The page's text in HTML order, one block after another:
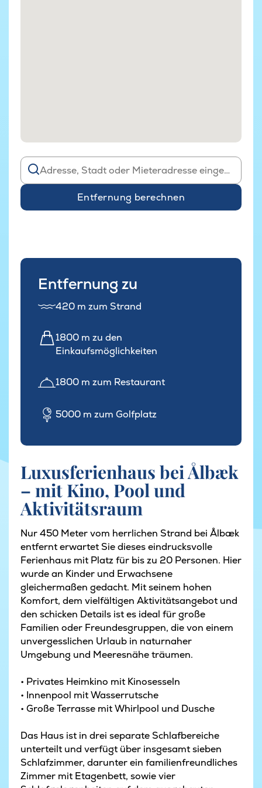
Entfernung berechnen
Entfernung zu
420 m zum Strand
1800 m zu den
Einkaufsmöglichkeiten
1800 m zum Restaurant
5000 m zum Golfplatz
Luxusferienhaus bei Ålbæk
– mit Kino, Pool und
Aktivitätsraum
Nur 450 Meter vom herrlichen Strand bei Ålbæk
entfernt erwartet Sie dieses eindrucksvolle
Ferienhaus mit Platz für bis zu 20 Personen. Hier
wurde an Kinder und Erwachsene
gleichermaßen gedacht. Mit seinem hohen
Komfort, dem vielfältigen Aktivitätsangebot und
den schicken Details ist es ideal für große
Familien oder Freundesgruppen, die von einem
unvergesslichen Urlaub in naturnaher
Umgebung und Meeresnähe träumen.
• Privates Heimkino mit Kinosesseln
• Innenpool mit Wasserrutsche
• Große Terrasse mit Whirlpool und Dusche
Das Haus ist in drei separate Schlafbereiche
unterteilt und verfügt über insgesamt sieben
Schlafzimmer, darunter ein familienfreundliches
Zimmer mit Etagenbett, sowie vier